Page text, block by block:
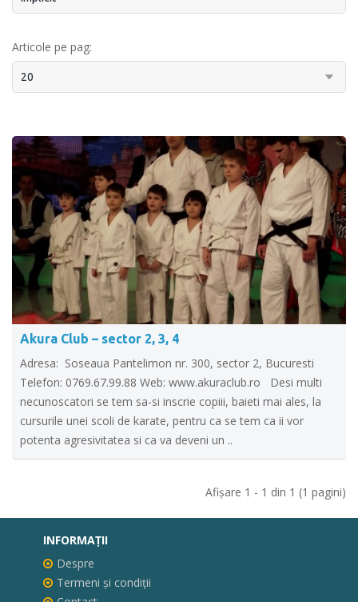
Articole pe pag:
Akura Club – sector 2, 3, 4
Adresa: Soseaua Pantelimon nr. 300, sector 2, Bucuresti
Telefon: 0769.67.99.88 Web: www.akuraclub.ro Desi multi
necunoscatori se tem sa-si inscrie copiii, baieti mai ales, la
cursurile unei scoli de karate, pentru ca se tem ca ii vor
potenta agresivitatea si ca va deveni un ..
Afişare 1 - 1 din 1 (1 pagini)
INFORMAŢII
Despre
Termeni și condiții